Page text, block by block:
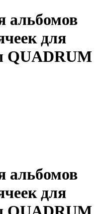
альбомов
для
QUADRUM
альбомов
для